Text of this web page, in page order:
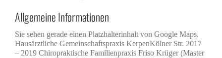
Allgemeine Informationen
Sie sehen gerade einen Platzhalterinhalt von Google Maps.
Hausärztliche Gemeinschaftspraxis KerpenKölner Str. 2017
– 2019 Chiropraktische Familienpraxis Friso Krüger (Master